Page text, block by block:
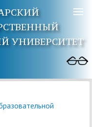
УНИВЕРСИТЕТ